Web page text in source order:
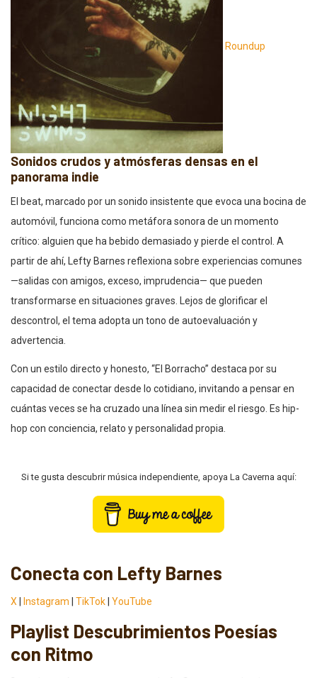
Roundup
Sonidos crudos y atmósferas densas en el
panorama indie
El beat, marcado por un sonido insistente que evoca una bocina de
automóvil, funciona como metáfora sonora de un momento
crítico: alguien que ha bebido demasiado y pierde el control. A
partir de ahí, Lefty Barnes reflexiona sobre experiencias comunes
—salidas con amigos, exceso, imprudencia— que pueden
transformarse en situaciones graves. Lejos de glorificar el
descontrol, el tema adopta un tono de autoevaluación y
advertencia.
Con un estilo directo y honesto, “El Borracho” destaca por su
capacidad de conectar desde lo cotidiano, invitando a pensar en
cuántas veces se ha cruzado una línea sin medir el riesgo. Es hip-
hop con conciencia, relato y personalidad propia.
Si te gusta descubrir música independiente, apoya La Caverna aquí:
Conecta con Lefty Barnes
X Instagram TikTok YouTube
Playlist Descubrimientos Poesías
con Ritmo